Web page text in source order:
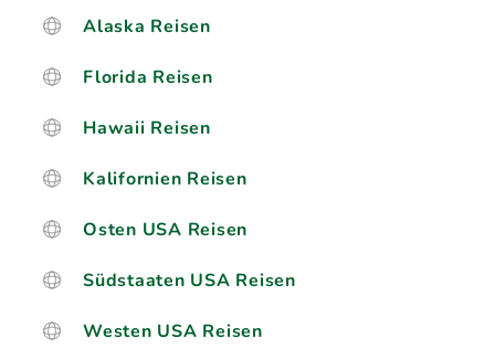
Alaska Reisen
Florida Reisen
Hawaii Reisen
Kalifornien Reisen
Osten USA Reisen
Südstaaten USA Reisen
Westen USA Reisen